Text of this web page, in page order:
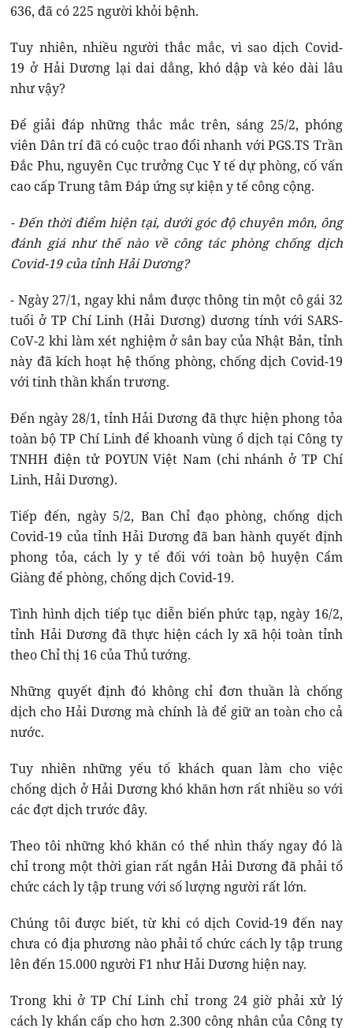
636, đã có 225 người khỏi bệnh.
Tuy nhiên, nhiều người thắc mắc, vì sao dịch Covid-
19 ở Hải Dương lại dai dẳng, khó dập và kéo dài lâu
như vậy?
Để giải đáp những thắc mắc trên, sáng 25/2, phóng
viên Dân trí đã có cuộc trao đổi nhanh với PGS.TS Trần
Đắc Phu, nguyên Cục trưởng Cục Y tế dự phòng, cố vấn
cao cấp Trung tâm Đáp ứng sự kiện y tế công cộng.
- Đến thời điểm hiện tại, dưới góc độ chuyên môn, ông
đánh giá như thế nào về công tác phòng chống dịch
Covid-19 của tỉnh Hải Dương?
- Ngày 27/1, ngay khi nắm được thông tin một cô gái 32
tuổi ở TP Chí Linh (Hải Dương) dương tính với SARS-
CoV-2 khi làm xét nghiệm ở sân bay của Nhật Bản, tỉnh
này đã kích hoạt hệ thống phòng, chống dịch Covid-19
với tinh thần khẩn trương.
Đến ngày 28/1, tỉnh Hải Dương đã thực hiện phong tỏa
toàn bộ TP Chí Linh để khoanh vùng ổ dịch tại Công ty
TNHH điện tử POYUN Việt Nam (chi nhánh ở TP Chí
Linh, Hải Dương).
Tiếp đến, ngày 5/2, Ban Chỉ đạo phòng, chống dịch
Covid-19 của tỉnh Hải Dương đã ban hành quyết định
phong tỏa, cách ly y tế đối với toàn bộ huyện Cẩm
Giàng để phòng, chống dịch Covid-19.
Tình hình dịch tiếp tục diễn biến phức tạp, ngày 16/2,
tỉnh Hải Dương đã thực hiện cách ly xã hội toàn tỉnh
theo Chỉ thị 16 của Thủ tướng.
Những quyết định đó không chỉ đơn thuần là chống
dịch cho Hải Dương mà chính là để giữ an toàn cho cả
nước.
Tuy nhiên những yếu tố khách quan làm cho việc
chống dịch ở Hải Dương khó khăn hơn rất nhiều so với
các đợt dịch trước đây.
Theo tôi những khó khăn có thể nhìn thấy ngay đó là
chỉ trong một thời gian rất ngắn Hải Dương đã phải tổ
chức cách ly tập trung với số lượng người rất lớn.
Chúng tôi được biết, từ khi có dịch Covid-19 đến nay
chưa có địa phương nào phải tổ chức cách ly tập trung
lên đến 15.000 người F1 như Hải Dương hiện nay.
Trong khi ở TP Chí Linh chỉ trong 24 giờ phải xử lý
cách ly khẩn cấp cho hơn 2.300 công nhân của Công ty